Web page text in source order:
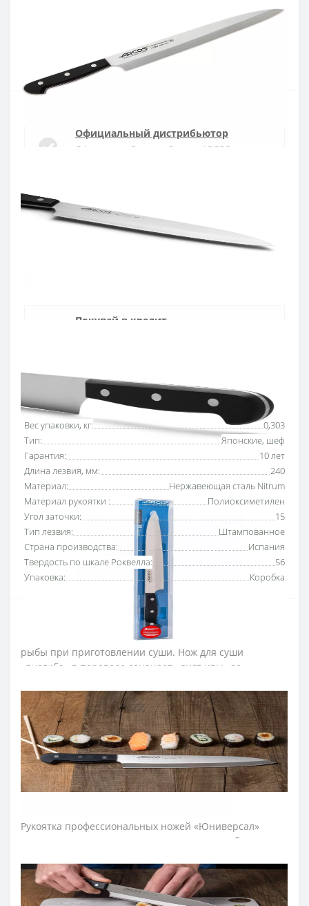
Введите номер телефона и мы перезвоним
Основные характеристики Все характеристики
Вес упаковки, кг:
0,303
Тип:
Японские, шеф
Гарантия:
10 лет
Длина лезвия, мм:
240
Материал:
Нержавеющая сталь Nitrum
Материал рукоятки :
Полиоксиметилен
Угол заточки:
15
Тип лезвия:
Штампованное
Страна производства:
Испания
Твердость по шкале Роквелла:
56
Упаковка:
Коробка
Официальный дистрибьютор
Официальный дистрибьютор ARCOS в
Быстрая доставка
Доставка в течении 1-3 дней по Украине
Покупай в кредит
Нож японский Янагиба 240 мм серии «
используют для тонкой слайсерной нарезки
рыбы при приготовлении суши. Нож для суши
«янагиба» в переводе означает «лист ивы» за
Лезвие ножа японского изготовили из эксклюзивной
нержавеющей стали NITRUM, которая имеет
сверхвысокую режущую способность, повышенную
твердость и коррозиестойкость. В результате лезвие
шеф-ножа долго не тупится, не ржавеет, поэтому
изделие имеет долгий срок службы, обеспечивая
Рукоятка профессиональных ножей «Юниверсал»
идеальна для интенсивного использования благодаря
Комфортный захват рукоятки не перегружает кисть
руки в течение длительной работы. Рукоятку
изготовили из полиоксиметиленовых накладок,